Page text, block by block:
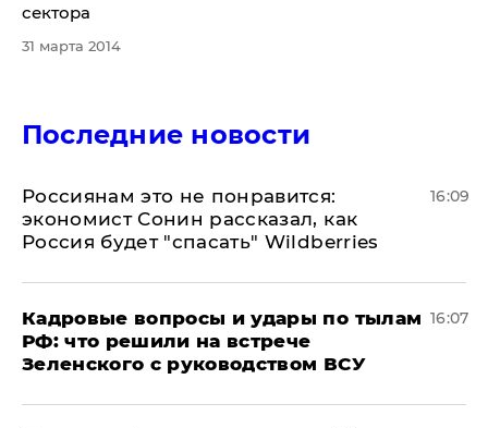
сектора
31 марта 2014
Последние новости
Россиянам это не понравится:
экономист Сонин рассказал, как
Россия будет "спасать" Wildberries
16:09
Кадровые вопросы и удары по тылам
РФ: что решили на встрече
Зеленского с руководством ВСУ
16:07